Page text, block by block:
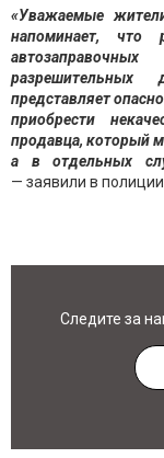
«Уважаемые
напоминает, что
разрешительных
представляет
приобрести
продавца, который
а в отдельных
— заявили в полиции.
Следите за